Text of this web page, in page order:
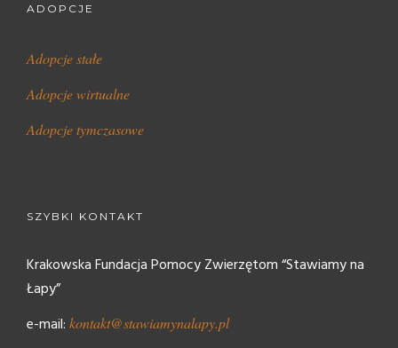
ADOPCJE
Adopcje stałe
Adopcje wirtualne
Adopcje tymczasowe
SZYBKI KONTAKT
Krakowska Fundacja Pomocy Zwierzętom “Stawiamy na
Łapy”
e-mail: kontakt@stawiamynalapy.pl